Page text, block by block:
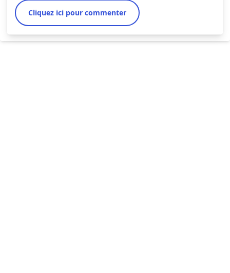
Cliquez ici pour commenter